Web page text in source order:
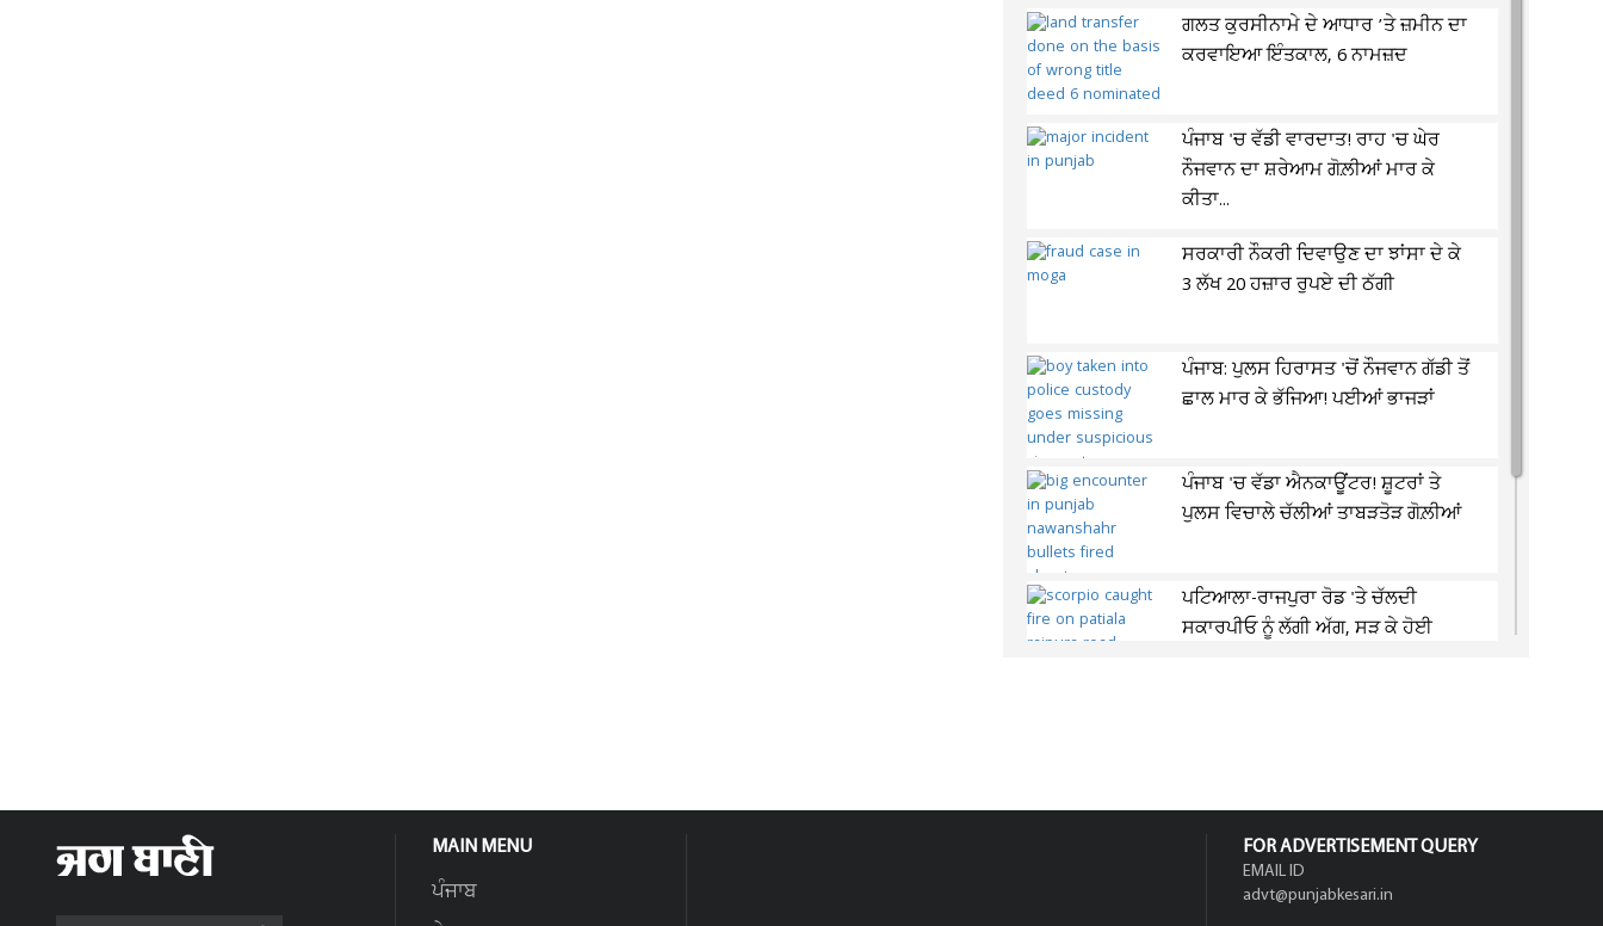
ਗਲਤ ਕੁਰਸੀਨਾਮੇ ਦੇ ਆਧਾਰ ’ਤੇ ਜ਼ਮੀਨ ਦਾ
ਕਰਵਾਇਆ ਇੰਤਕਾਲ, 6 ਨਾਮਜ਼ਦ
ਪੰਜਾਬ 'ਚ ਵੱਡੀ ਵਾਰਦਾਤ! ਰਾਹ 'ਚ ਘੇਰ
ਨੌਜਵਾਨ ਦਾ ਸ਼ਰੇਆਮ ਗੋਲ਼ੀਆਂ ਮਾਰ ਕੇ
ਕੀਤਾ...
ਸਰਕਾਰੀ ਨੌਕਰੀ ਦਿਵਾਉਣ ਦਾ ਝਾਂਸਾ ਦੇ ਕੇ
3 ਲੱਖ 20 ਹਜ਼ਾਰ ਰੁਪਏ ਦੀ ਠੱਗੀ
ਪੰਜਾਬ: ਪੁਲਸ ਹਿਰਾਸਤ 'ਚੋਂ ਨੌਜਵਾਨ ਗੱਡੀ ਤੋਂ
ਛਾਲ ਮਾਰ ਕੇ ਭੱਜਿਆ! ਪਈਆਂ ਭਾਜੜਾਂ
ਪੰਜਾਬ 'ਚ ਵੱਡਾ ਐਨਕਾਊਂਟਰ! ਸ਼ੂਟਰਾਂ ਤੇ
ਪੁਲਸ ਵਿਚਾਲੇ ਚੱਲੀਆਂ ਤਾਬੜਤੋੜ ਗੋਲ਼ੀਆਂ
ਪਟਿਆਲਾ-ਰਾਜਪੁਰਾ ਰੋਡ 'ਤੇ ਚੱਲਦੀ
ਸਕਾਰਪੀਓ ਨੂੰ ਲੱਗੀ ਅੱਗ, ਸੜ ਕੇ ਹੋਈ
MAIN MENU
ਪੰਜਾਬ
FOR ADVERTISEMENT QUERY
EMAIL ID
advt@punjabkesari.in